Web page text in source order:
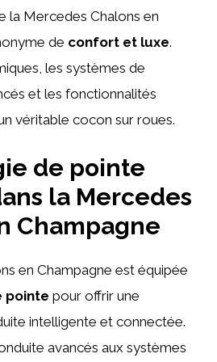
la Mercedes Chalons en
de confort et luxe.
les systèmes de
et les fonctionnalités
véritable cocon sur roues.
de pointe
la Mercedes
Champagne
en Champagne est équipée
pointe pour offrir une
intelligente et connectée.
avancés aux systèmes